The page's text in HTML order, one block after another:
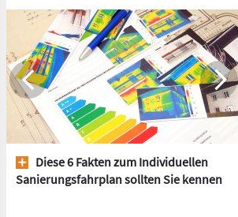
Diese 6 Fakten zum Individuellen
Sanierungsfahrplan sollten Sie kennen